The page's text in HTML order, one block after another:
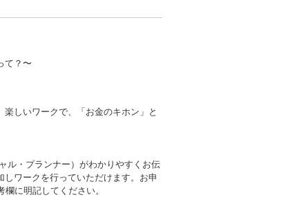
て？〜
しいワークで、「お金のキホン」と
ル・プランナー）がわかりやすくお伝
ワークを行っていただけます。お申
に明記してください。